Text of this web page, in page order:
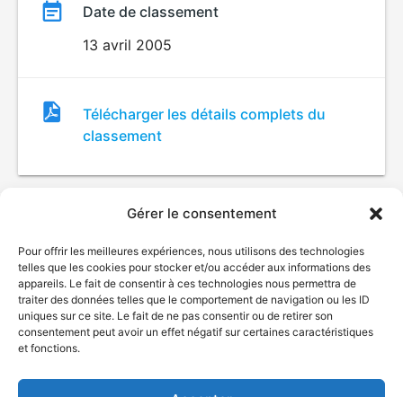
Gérer le consentement
Pour offrir les meilleures expériences, nous utilisons des technologies
telles que les cookies pour stocker et/ou accéder aux informations des
appareils. Le fait de consentir à ces technologies nous permettra de
traiter des données telles que le comportement de navigation ou les ID
uniques sur ce site. Le fait de ne pas consentir ou de retirer son
consentement peut avoir un effet négatif sur certaines caractéristiques
et fonctions.
Date de classement
13 avril 2005
Fichier
de
classement
Télécharger les détails complets du
classement
© Gouvernement du Québec, 2026
Plan du site